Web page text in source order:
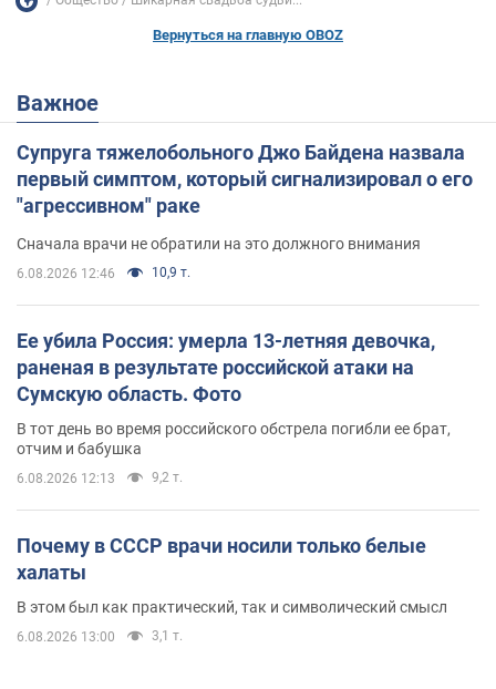
Вернуться на главную OBOZ
Важное
Супруга тяжелобольного Джо Байдена назвала
первый симптом, который сигнализировал о его
"агрессивном" раке
Сначала врачи не обратили на это должного внимания
6.08.2026 12:46 10,9 т.
Ее убила Россия: умерла 13-летняя девочка,
раненая в результате российской атаки на
Сумскую область. Фото
В тот день во время российского обстрела погибли ее брат,
отчим и бабушка
6.08.2026 12:13 9,2 т.
Почему в СССР врачи носили только белые
халаты
В этом был как практический, так и символический смысл
6.08.2026 13:00 3,1 т.